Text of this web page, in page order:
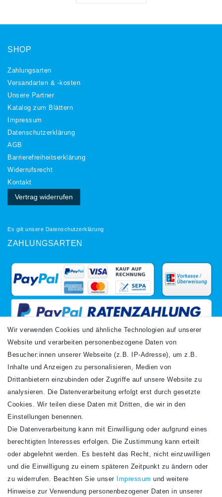
SHOP
Zahlungsarten
Versandarten & -kosten
Unsere Partner
Katalog zum Blättern
Impressum
Daten­schutz­erklärung
AGB
Barrierefreiheitserklärung
Widerrufs­recht
Kontakt
Vertrag widerrufen
Es gilt unsere Datenschutzerklärung
ZAHLUNGSARTEN
VERSANDARTEN
Newsletter
Honig
Hiermit bestätige ich, dass ich dieDaten­schutz­erklärunggelesen habe. Meine
Wir verwenden Cookies und ähnliche Technologien auf unserer
Website und verarbeiten personenbezogene Daten von
Besucher:innen unserer Webseite (z.B. IP-Adresse), um z.B.
Inhalte und Anzeigen zu personalisieren, Medien von
Drittanbietern einzubinden oder Zugriffe auf unsere Website zu
analysieren. Die Datenverarbeitung erfolgt erst durch gesetzte
Cookies. Wir teilen diese Daten mit Dritten, die wir in den
Einstellungen benennen.
Die Datenverarbeitung kann mit Einwilligung oder aufgrund eines
berechtigten Interesses erfolgen. Die Zustimmung kann erteilt
oder abgelehnt werden. Es besteht das Recht, nicht einzuwilligen
und die Einwilligung zu einem späteren Zeitpunkt zu ändern oder
zu widerrufen. Beachten Sie unser
Impressum und weitere
Hinweise zur Verwendung personenbezogener Daten in unserer